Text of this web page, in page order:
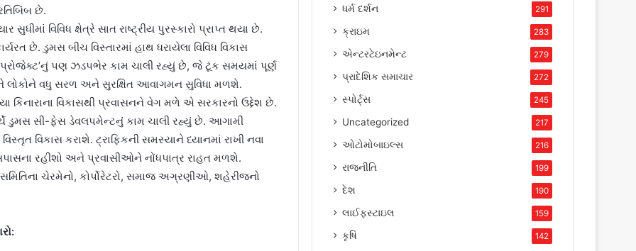
છે.
વિવિધ ક્ષેત્રે સાત રાષ્ટ્રીય પુરસ્કારો પ્રાપ્ત થયા છે.
છે. ડુમસ બીચ વિસ્તારમાં હાથ ધરાયેલા વિવિધ વિકાસ
પ્રોજેક્ટ’નું પણ ઝડપભેર કામ ચાલી રહ્યું છે, જે ટૂંક સમયમાં પૂર્ણ
લોકોને વધુ સરળ અને સુરક્ષિત આવાગમન સુવિધા મળશે.
કિનારાના વિકાસથી પ્રવાસનને વેગ મળે એ સરકારનો ઉદ્દેશ છે.
ડુમસ સી-ફેસ ડેવલપમેન્ટનું કામ ચાલી રહ્યું છે. આગામી
વિકાસ કરાશે. ટ્રાફિકની સમસ્યાને ધ્યાનમાં રાખી નવા
રહીશો અને પ્રવાસીઓને નોંધપાત્ર રાહત મળશે.
ચેરમેનો, કોર્પોરેટરો, સમાજ અગ્રણીઓ, શહેરીજનો
ધર્મ દર્શન 291
ક્રાઇમ 283
એન્ટરટેઇનમેન્ટ 279
પ્રાદેશિક સમાચાર 272
સ્પોર્ટ્સ 245
Uncategorized 217
ઓટોમોબાઇલ્સ 216
રાજનીતિ 199
દેશ 190
લાઈફસ્ટાઇલ 159
કૃષિ 142